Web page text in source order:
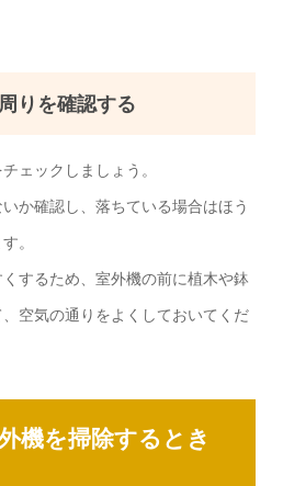
りを確認する
ェックしましょう。
か確認し、落ちている場合はほう
。
するため、室外機の前に植木や鉢
空気の通りをよくしておいてくだ
機を掃除するとき